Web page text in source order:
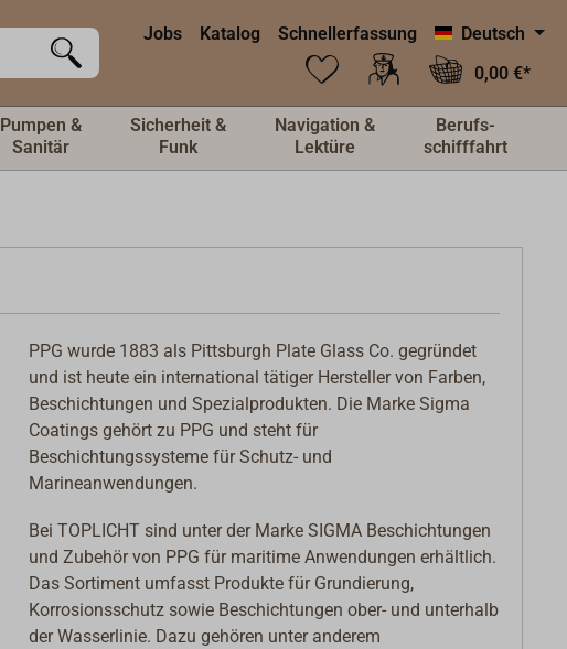
Jobs Katalog Schnellerfassung
Deutsch
0,00 €*
Pumpen &
Sanitär
Sicherheit &
Funk
Navigation &
Lektüre
Berufs-
schifffahrt
PPG wurde 1883 als Pittsburgh Plate Glass Co. gegründet
und ist heute ein international tätiger Hersteller von Farben,
Beschichtungen und Spezialprodukten. Die Marke Sigma
Coatings gehört zu PPG und steht für
Beschichtungssysteme für Schutz- und
Marineanwendungen.
Bei TOPLICHT sind unter der Marke SIGMA Beschichtungen
und Zubehör von PPG für maritime Anwendungen erhältlich.
Das Sortiment umfasst Produkte für Grundierung,
Korrosionsschutz sowie Beschichtungen ober- und unterhalb
der Wasserlinie. Dazu gehören unter anderem